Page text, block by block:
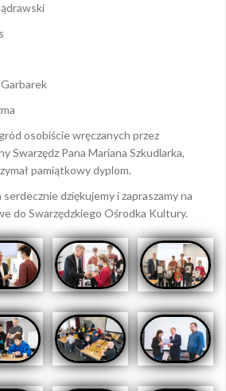
osobiście wręczanych przez
Swarzędz Pana Mariana Szkudlarka,
pamiątkowy dyplom.
dziękujemy i zapraszamy na
do Swarzędzkiego Ośrodka Kultury.